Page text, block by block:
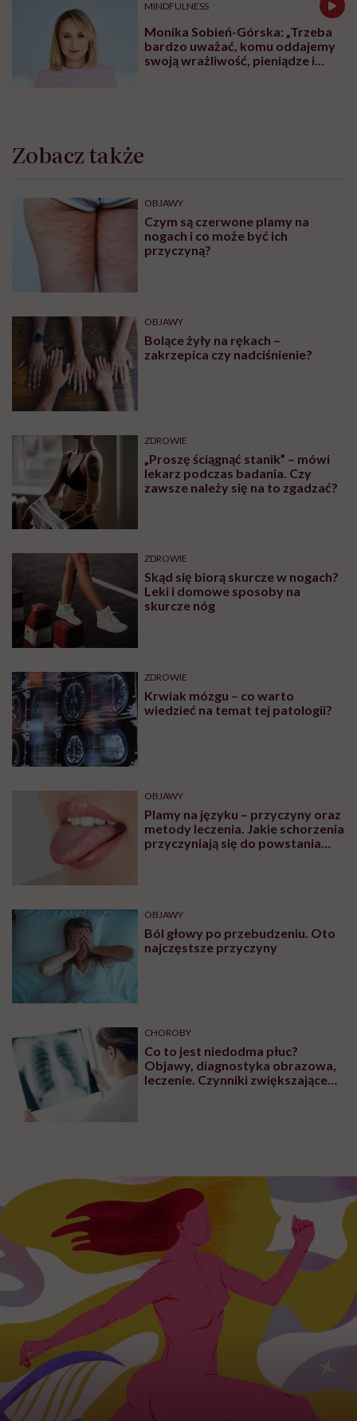
MINDFULNESS
Monika Sobień-Górska: „Trzeba
bardzo uważać, komu oddajemy
swoją wrażliwość, pieniądze i
Zobacz także
OBJAWY
Czym są czerwone plamy na
nogach i co może być ich
przyczyną?
OBJAWY
Bolące żyły na rękach –
zakrzepica czy nadciśnienie?
ZDROWIE
„Proszę ściągnąć stanik” – mówi
lekarz podczas badania. Czy
zawsze należy się na to zgadzać?
ZDROWIE
Skąd się biorą skurcze w nogach?
Leki i domowe sposoby na
skurcze nóg
ZDROWIE
Krwiak mózgu – co warto
wiedzieć na temat tej patologii?
OBJAWY
Plamy na języku – przyczyny oraz
metody leczenia. Jakie schorzenia
przyczyniają się do powstania
OBJAWY
Ból głowy po przebudzeniu. Oto
najczęstsze przyczyny
CHOROBY
Co to jest niedodma płuc?
Objawy, diagnostyka obrazowa,
leczenie. Czynniki zwiększające